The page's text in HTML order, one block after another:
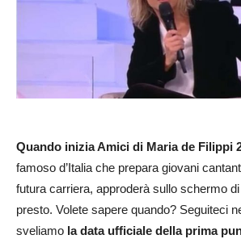
Quando inizia Amici di Maria de Filippi
famoso d’Italia che prepara giovani
futura carriera, approderà sullo schermo
presto. Volete sapere quando? Seguiteci
sveliamo la data ufficiale della prima